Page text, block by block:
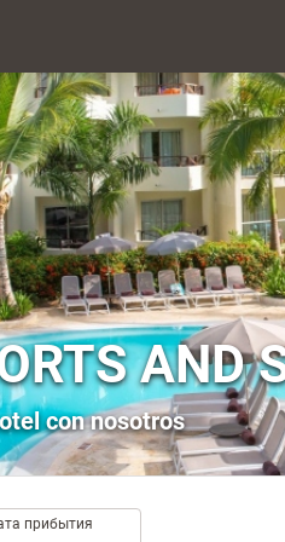
AND
con nosotros
прибытия